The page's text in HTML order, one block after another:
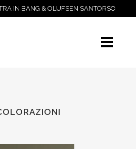
IN BANG & OLUFSEN SANTORSO